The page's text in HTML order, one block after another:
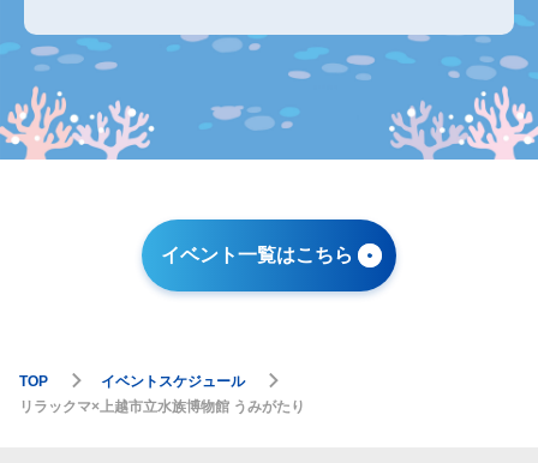
イベント一覧はこちら
TOP
イベントスケジュール
リラックマ×上越市立水族博物館 うみがたり